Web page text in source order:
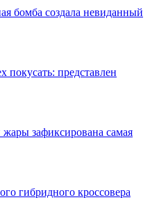
бомба создала невиданный
покусать: представлен
зафиксирована самая
гибридного кроссовера